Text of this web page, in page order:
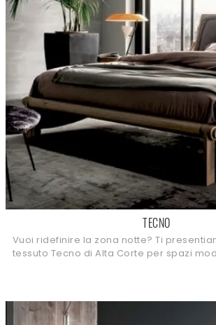
TECNO
Vuoi ridefinire la zona notte? Ti
tessuto Tecno di Alta Corte per spazi